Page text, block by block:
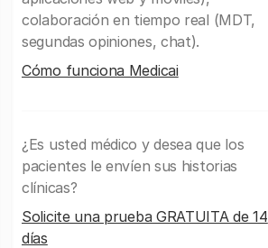
colaboración en tiempo real (MDT,
segundas opiniones, chat).
Cómo funciona Medicai
¿Es usted médico y desea que los
pacientes le envíen sus historias
clínicas?
Solicite una prueba GRATUITA de 14
días